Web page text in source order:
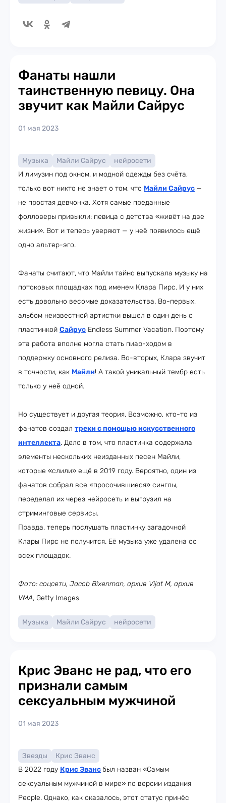
Фанаты нашли
таинственную певицу. Она
звучит как Майли Сайрус
01 мая 2023
Музыка Майли Сайрус
нейросети
И лимузин под окном, и модной одежды без счёта,
только вот никто не знает о том, что Майли Сайрус —
не простая девчонка. Хотя самые преданные
фолловеры привыкли: певица с детства «живёт на две
жизни». Вот и теперь уверяют — у неё появилось ещё
одно альтер-эго.
Фанаты считают, что Майли тайно выпускала музыку на
потоковых площадках под именем Клара Пирс. И у них
есть довольно весомые доказательства. Во-первых,
альбом неизвестной артистки вышел в один день с
пластинкой Сайрус Endless Summer Vacation. Поэтому
эта работа вполне могла стать пиар-ходом в
поддержку основного релиза. Во-вторых, Клара звучит
в точности, как Майли! А такой уникальный тембр есть
только у неё одной.
Но существует и другая теория. Возможно, кто-то из
фанатов создал треки с помощью искусственного
интеллекта. Дело в том, что пластинка содержала
элементы нескольких неизданных песен Майли,
которые «слили» ещё в 2019 году. Вероятно, один из
фанатов собрал все «просочившиеся» синглы,
переделал их через нейросеть и выгрузил на
стриминговые сервисы.
Правда, теперь послушать пластинку загадочной
Клары Пирс не получится. Её музыка уже удалена со
всех площадок.
Фото: соцсети, Jacob Bixenman, архив Vijat M, архив
VMA, Getty Images
Музыка Майли Сайрус нейросети
Крис Эванс не рад, что его
признали самым
сексуальным мужчиной
01 мая 2023
Звезды
Крис Эванс
В 2022 году Крис Эванс был назван «Самым
сексуальным мужчиной в мире» по версии издания
People. Однако, как оказалось, этот статус принёс